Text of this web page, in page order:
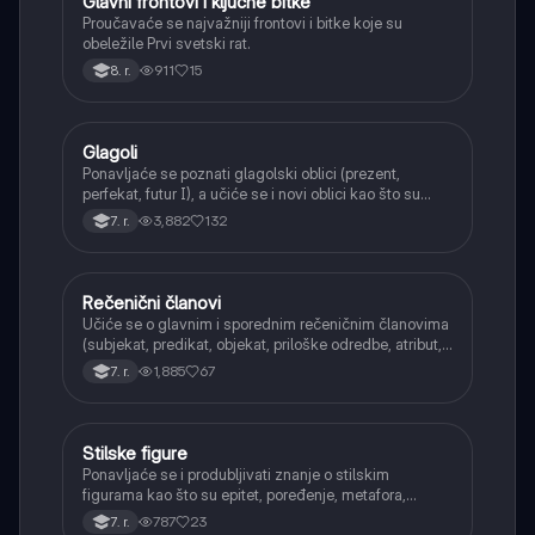
Proučavaće se najvažniji frontovi i bitke koje su
obeležile Prvi svetski rat.
8. r. 911 15
Srpski jezik
Glagoli
Ponavljaće se poznati glagolski oblici (prezent,
perfekat, futur I), a učiće se i novi oblici kao što su
aorist, imperfekat, pluskvamperfekat, futur II, kao i
glagolski prilozi i pridevi.
7. r. 3,882 132
Srpski jezik
Rečenični članovi
Učiće se o glavnim i sporednim rečeničnim članovima
(subjekat, predikat, objekat, priloške odredbe, atribut,
apozicija) i njihovoj funkciji.
7. r. 1,885 67
Srpski jezik
Stilske figure
Ponavljaće se i produbljivati znanje o stilskim
figurama kao što su epitet, poređenje, metafora,
personifikacija, hiperbola, onomatopeja, aliteracija i
7. r. 787 23